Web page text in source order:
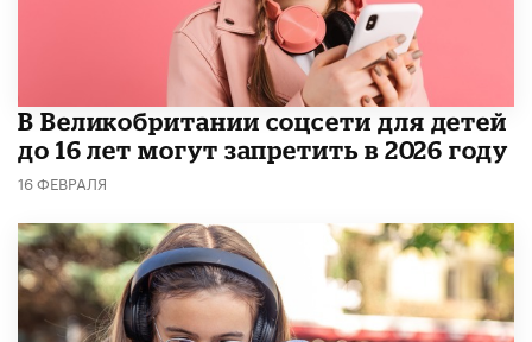
В Великобритании соцсети для детей
до 16 лет могут запретить в 2026 году
16 ФЕВРАЛЯ